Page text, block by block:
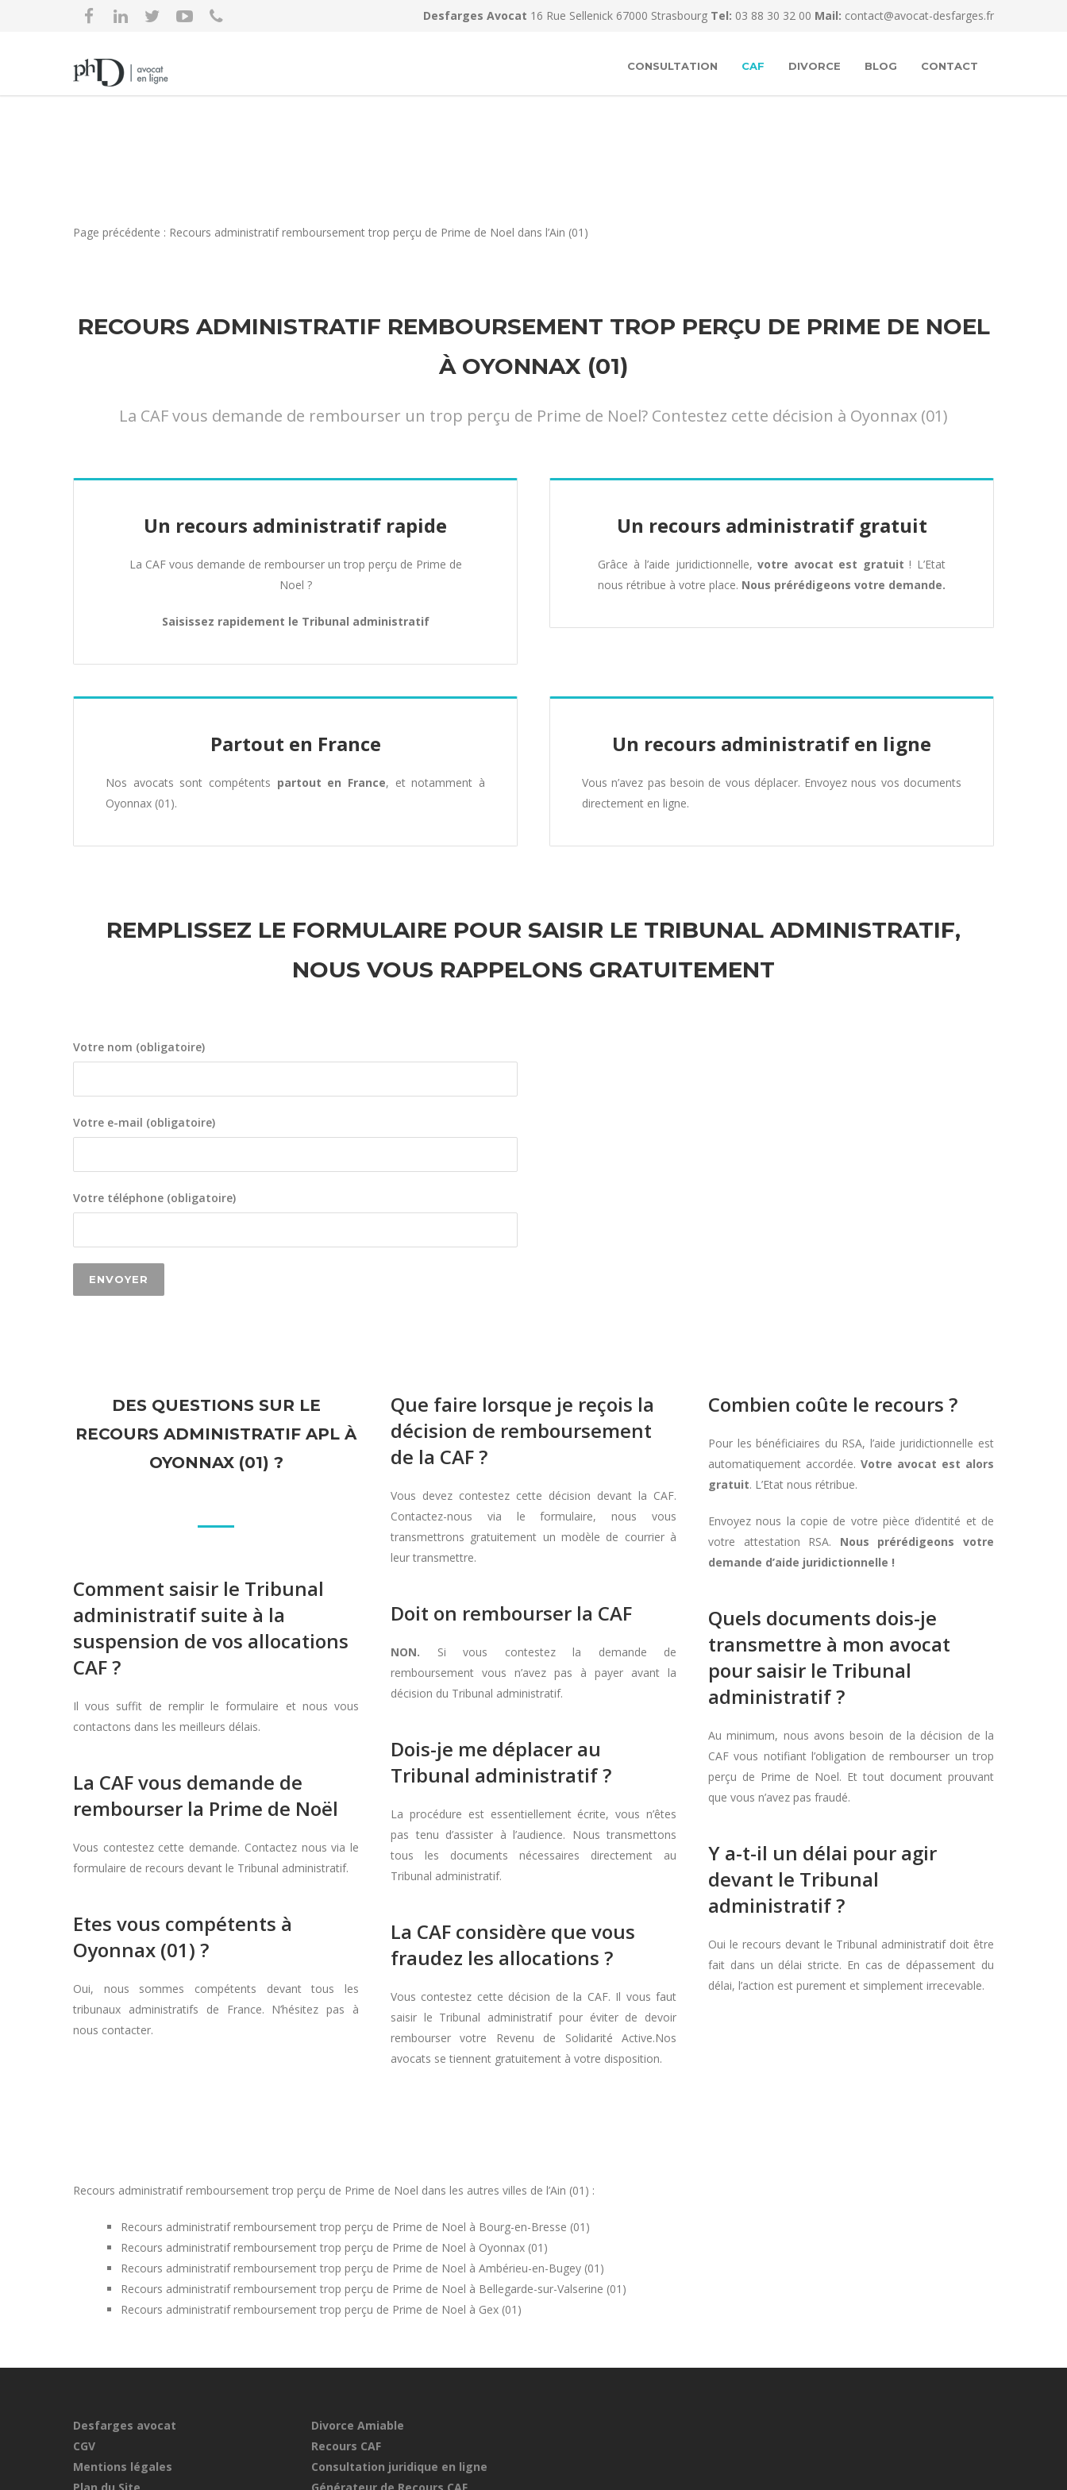
Desfarges Avocat 16 Rue Sellenick 67000 Strasbourg Tel: 03 88 30 32 00 Mail: contact@avocat-desfarges.fr
CONSULTATION CAF DIVORCE BLOG CONTACT
Page précédente : Recours administratif remboursement trop perçu de Prime de Noel dans l’Ain (01)
RECOURS ADMINISTRATIF REMBOURSEMENT TROP PERÇU DE PRIME DE NOEL
À OYONNAX (01)
La CAF vous demande de rembourser un trop perçu de Prime de Noel? Contestez cette décision à Oyonnax (01)
Un recours administratif rapide
La CAF vous demande de rembourser un trop perçu de Prime de
Noel ?
Saisissez rapidement le Tribunal administratif
Un recours administratif gratuit
Grâce à l’aide juridictionnelle,votre avocat est gratuit ! L’Etat
nous rétribue à votre place. Nous prérédigeons votre demande.
Partout en France
Nos avocats sont compétents partout en France, et notamment à
Oyonnax (01).
Un recours administratif en ligne
Vous n’avez pas besoin de vous déplacer. Envoyez nous vos documents
directement en ligne.
REMPLISSEZ LE FORMULAIRE POUR SAISIR LE TRIBUNAL ADMINISTRATIF,
NOUS VOUS RAPPELONS GRATUITEMENT
Votre nom (obligatoire)
Votre e-mail (obligatoire)
Votre téléphone (obligatoire)
DES QUESTIONS SUR LE
RECOURS ADMINISTRATIF APL À
OYONNAX (01) ?
Comment saisir le Tribunal
administratif suite à la
suspension de vos allocations
CAF ?
Il vous suffit de remplir le formulaire et nous vous
contactons dans les meilleurs délais.
La CAF vous demande de
rembourser la Prime de Noël
Vous contestez cette demande. Contactez nous via le
formulaire de recours devant le Tribunal administratif.
Etes vous compétents à
Oyonnax (01) ?
Oui, nous sommes compétents devant tous les
tribunaux administratifs de France. N’hésitez pas à
nous contacter.
Que faire lorsque je reçois la
décision de remboursement
de la CAF ?
Vous devez contestez cette décision devant la CAF.
Contactez-nous via le formulaire, nous vous
transmettrons gratuitement un modèle de courrier à
leur transmettre.
Doit on rembourser la CAF
NON. Si vous contestez la demande de
remboursement vous n’avez pas à payer avant la
décision du Tribunal administratif.
Dois-je me déplacer au
Tribunal administratif ?
La procédure est essentiellement écrite, vous n’êtes
pas tenu d’assister à l’audience. Nous transmettons
tous les documents nécessaires directement au
Tribunal administratif.
La CAF considère que vous
fraudez les allocations ?
Vous contestez cette décision de la CAF. Il vous faut
saisir le Tribunal administratif pour éviter de devoir
rembourser votre Revenu de Solidarité Active.Nos
avocats se tiennent gratuitement à votre disposition.
Combien coûte le recours ?
Pour les bénéficiaires du RSA, l’aide juridictionnelle est
automatiquement accordée. Votre avocat est alors
gratuit. L’Etat nous rétribue.
Envoyez nous la copie de votre pièce d’identité et de
votre attestation RSA. Nous prérédigeons votre
demande d’aide juridictionnelle !
Quels documents dois-je
transmettre à mon avocat
pour saisir le Tribunal
administratif ?
Au minimum, nous avons besoin de la décision de la
CAF vous notifiant l’obligation de rembourser un trop
perçu de Prime de Noel. Et tout document prouvant
que vous n’avez pas fraudé.
Y a-t-il un délai pour agir
devant le Tribunal
administratif ?
Oui le recours devant le Tribunal administratif doit être
fait dans un délai stricte. En cas de dépassement du
délai, l’action est purement et simplement irrecevable.
Recours administratif remboursement trop perçu de Prime de Noel dans les autres villes de l’Ain (01) :
Recours administratif remboursement trop perçu de Prime de Noel à Bourg-en-Bresse (01)
Recours administratif remboursement trop perçu de Prime de Noel à Oyonnax (01)
Recours administratif remboursement trop perçu de Prime de Noel à Ambérieu-en-Bugey (01)
Recours administratif remboursement trop perçu de Prime de Noel à Bellegarde-sur-Valserine (01)
Recours administratif remboursement trop perçu de Prime de Noel à Gex (01)
Desfarges avocat
CGV
Mentions légales
Divorce Amiable
Recours CAF
Consultation juridique en ligne